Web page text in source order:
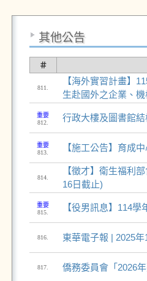
其他公告
＃
811.
【海外實習計畫】
生赴國外之企業、
重要
812.
行政大樓及圖書館
重要
813.
【施工公告】育成
814.
【徵才】衛生福利
16日截止)
重要
815.
【役男訊息】114
816. 東華電子報 | 2025年
817. 僑務委員會「2026